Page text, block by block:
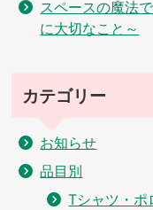
スペースの魔法
に大切なこと～
カテゴリー
お知らせ
品目別
Tシャツ・ポ